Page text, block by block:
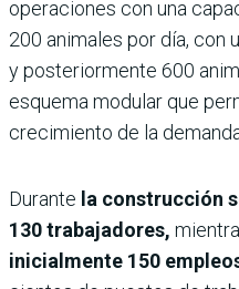
operaciones con una
200 animales por día, con
y posteriormente 600
esquema modular que
crecimiento de la
Durante la construcción
130 trabajadores,
inicialmente 150